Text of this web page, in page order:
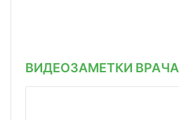
ВИДЕОЗАМЕТКИ ВРАЧА